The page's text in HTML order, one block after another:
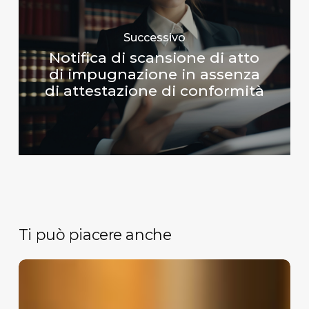
Successivo
Notifica di scansione di atto
di impugnazione in assenza
di attestazione di conformità
Ti può piacere anche
Inammissibilità